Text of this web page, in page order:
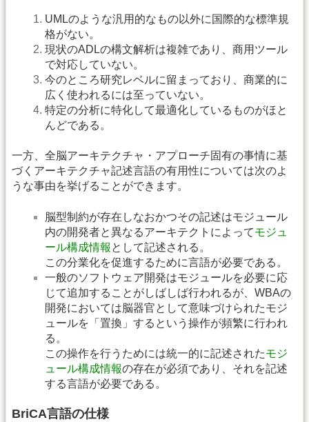
UMLのような汎用的なもの以外に国際的な標準規
格がない。
現状のADLの構文解析は複雑であり、商用ツール
で対応していない。
今のところ研究レベルに留まっており、商業的に
広く使われるには至っていない。
特定の分析に特化して最適化しているものがほと
んどである。
一方、全脳アーキテクチャ・アプローチ固有の事情に基
づくアーキテクチャ記述言語の有用性については次のよ
うな事由を挙げることができます。
脳型制約が存在しなおかつその記述はモジュール
内の開発者と異なるアーキテクトによってモジュ
ール構成情報 として記述される。
この分業化を促進するために言語が必要である。
一般のソフトウェア開発はモジュールを必要に応
じて追加することがしばしば行われるが、WBAの
開発においては脳器官として意味づけられたモジ
ュールを「置換」するという操作が頻繁に行われ
る。
この操作を行うためには統一的に記述されたモジ
ュール構成情報の存在が必須であり、それを記述
する言語が必要である。
BriCA言語の仕様